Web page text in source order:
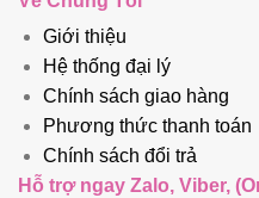
Giới thiệu
Hệ thống đại lý
Chính sách giao hàng
Phương thức thanh toán
Chính sách đổi trả
Hỗ trợ ngay Zalo, Viber,